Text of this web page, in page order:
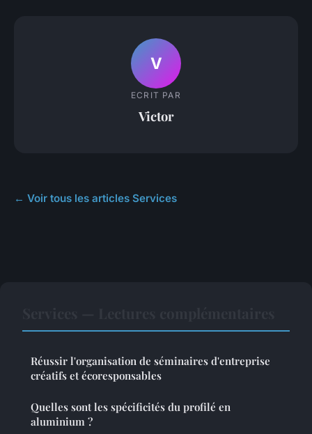
V
ECRIT PAR
Victor
← Voir tous les articles Services
Réussir l'organisation de séminaires d'entreprise
créatifs et écoresponsables
Quelles sont les spécificités du profilé en
aluminium ?